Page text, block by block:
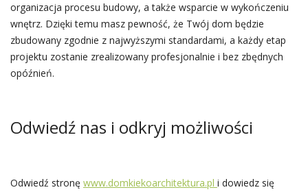
organizacja procesu budowy, a także wsparcie w wykończeniu
wnętrz. Dzięki temu masz pewność, że Twój dom będzie
zbudowany zgodnie z najwyższymi standardami, a każdy etap
projektu zostanie zrealizowany profesjonalnie i bez zbędnych
opóźnień.
Odwiedź nas i odkryj możliwości
Odwiedź stronę www.domkiekoarchitektura.pl i dowiedz się